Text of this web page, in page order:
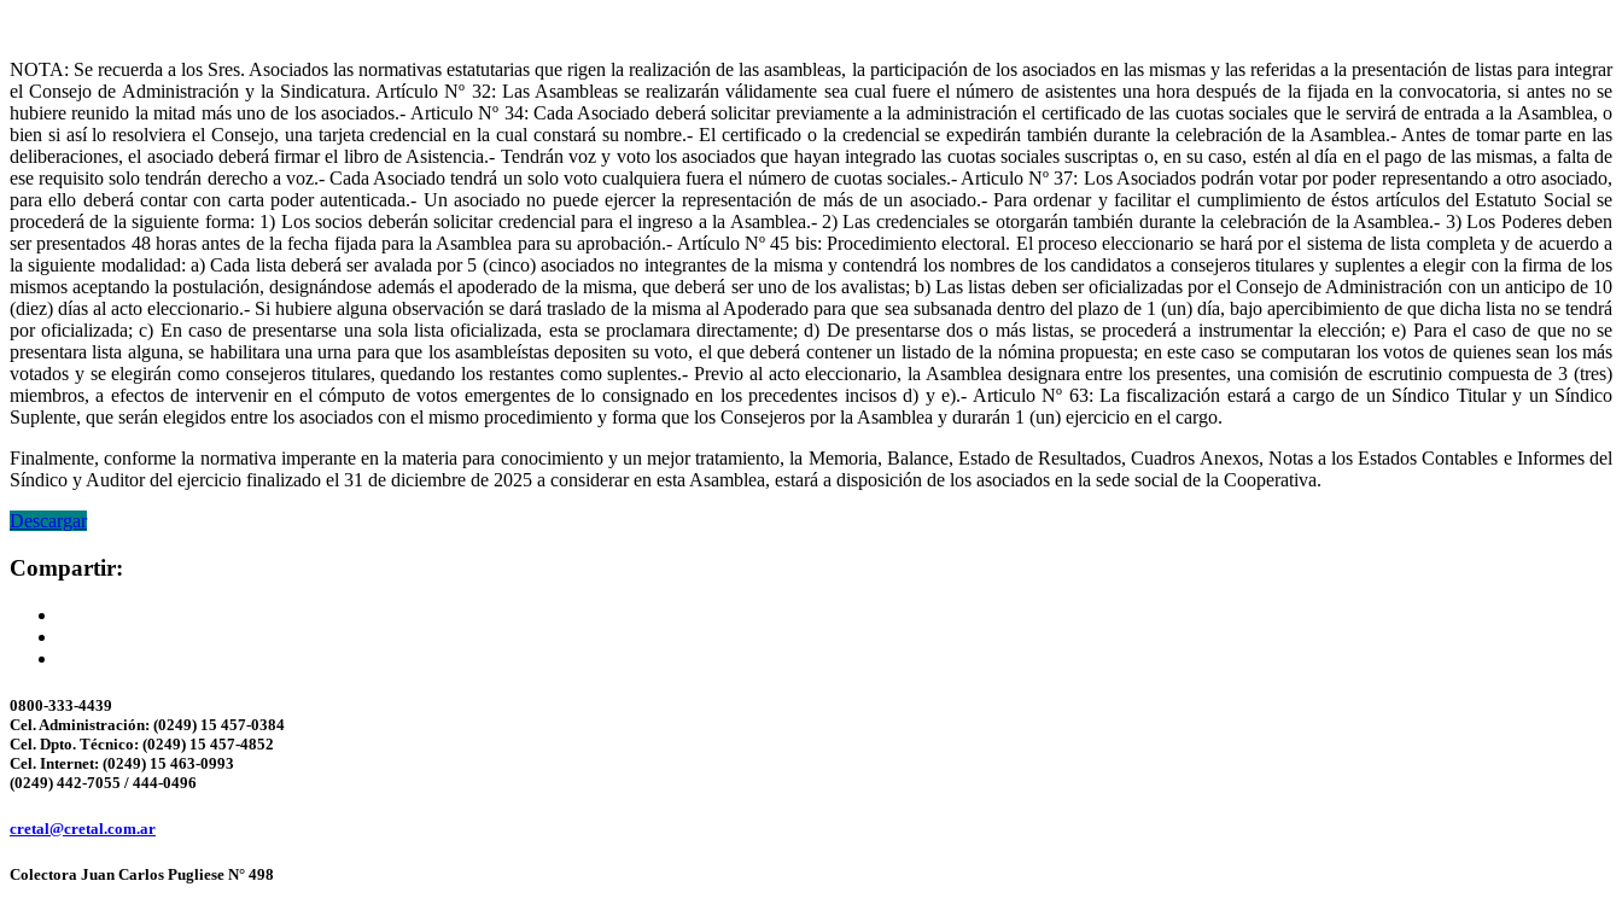
NOTA: Se recuerda a los Sres. Asociados las normativas estatutarias que rigen la realización de las asambleas, la participación de los asociados en las mismas y las referidas a la presentación de listas para integrar
el Consejo de Administración y la Sindicatura. Artículo Nº 32: Las Asambleas se realizarán válidamente sea cual fuere el número de asistentes una hora después de la fijada en la convocatoria, si antes no se
hubiere reunido la mitad más uno de los asociados.- Articulo Nº 34: Cada Asociado deberá solicitar previamente a la administración el certificado de las cuotas sociales que le servirá de entrada a la Asamblea, o
bien si así lo resolviera el Consejo, una tarjeta credencial en la cual constará su nombre.- El certificado o la credencial se expedirán también durante la celebración de la Asamblea.- Antes de tomar parte en las
deliberaciones, el asociado deberá firmar el libro de Asistencia.- Tendrán voz y voto los asociados que hayan integrado las cuotas sociales suscriptas o, en su caso, estén al día en el pago de las mismas, a falta de
ese requisito solo tendrán derecho a voz.- Cada Asociado tendrá un solo voto cualquiera fuera el número de cuotas sociales.- Articulo Nº 37: Los Asociados podrán votar por poder representando a otro asociado,
para ello deberá contar con carta poder autenticada.- Un asociado no puede ejercer la representación de más de un asociado.- Para ordenar y facilitar el cumplimiento de éstos artículos del Estatuto Social se
procederá de la siguiente forma: 1) Los socios deberán solicitar credencial para el ingreso a la Asamblea.- 2) Las credenciales se otorgarán también durante la celebración de la Asamblea.- 3) Los Poderes deben
ser presentados 48 horas antes de la fecha fijada para la Asamblea para su aprobación.- Artículo Nº 45 bis: Procedimiento electoral. El proceso eleccionario se hará por el sistema de lista completa y de acuerdo a
la siguiente modalidad: a) Cada lista deberá ser avalada por 5 (cinco) asociados no integrantes de la misma y contendrá los nombres de los candidatos a consejeros titulares y suplentes a elegir con la firma de los
mismos aceptando la postulación, designándose además el apoderado de la misma, que deberá ser uno de los avalistas; b) Las listas deben ser oficializadas por el Consejo de Administración con un anticipo de 10
(diez) días al acto eleccionario.- Si hubiere alguna observación se dará traslado de la misma al Apoderado para que sea subsanada dentro del plazo de 1 (un) día, bajo apercibimiento de que dicha lista no se tendrá
por oficializada; c) En caso de presentarse una sola lista oficializada, esta se proclamara directamente; d) De presentarse dos o más listas, se procederá a instrumentar la elección; e) Para el caso de que no se
presentara lista alguna, se habilitara una urna para que los asambleístas depositen su voto, el que deberá contener un listado de la nómina propuesta; en este caso se computaran los votos de quienes sean los más
votados y se elegirán como consejeros titulares, quedando los restantes como suplentes.- Previo al acto eleccionario, la Asamblea designara entre los presentes, una comisión de escrutinio compuesta de 3 (tres)
miembros, a efectos de intervenir en el cómputo de votos emergentes de lo consignado en los precedentes incisos d) y e).- Articulo Nº 63: La fiscalización estará a cargo de un Síndico Titular y un Síndico
Suplente, que serán elegidos entre los asociados con el mismo procedimiento y forma que los Consejeros por la Asamblea y durarán 1 (un) ejercicio en el cargo.
Finalmente, conforme la normativa imperante en la materia para conocimiento y un mejor tratamiento, la Memoria, Balance, Estado de Resultados, Cuadros Anexos, Notas a los Estados Contables e Informes del
Síndico y Auditor del ejercicio finalizado el 31 de diciembre de 2025 a considerar en esta Asamblea, estará a disposición de los asociados en la sede social de la Cooperativa.
Descargar
Compartir:
0800-333-4439
Cel. Administración: (0249) 15 457-0384
Cel. Dpto. Técnico: (0249) 15 457-4852
Cel. Internet: (0249) 15 463-0993
(0249) 442-7055 / 444-0496
cretal@cretal.com.ar
Colectora Juan Carlos Pugliese N° 498